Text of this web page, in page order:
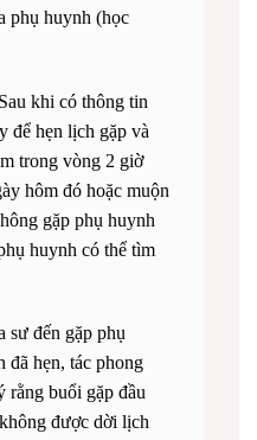
phụ huynh (học
Sau khi có thông tin
để hẹn lịch gặp và
trong vòng 2 giờ
hôm đó hoặc muộn
gặp phụ huynh
huynh có thể tìm
sư đến gặp phụ
đã hẹn, tác phong
rằng buổi gặp đầu
được dời lịch